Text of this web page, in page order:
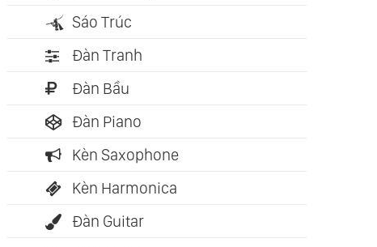
Hồn (Michael
Newton)
Sáo Trúc
Đàn Tranh
Đàn Bầu
Đàn Piano
Kèn Saxophone
Kèn Harmonica
Đàn Guitar